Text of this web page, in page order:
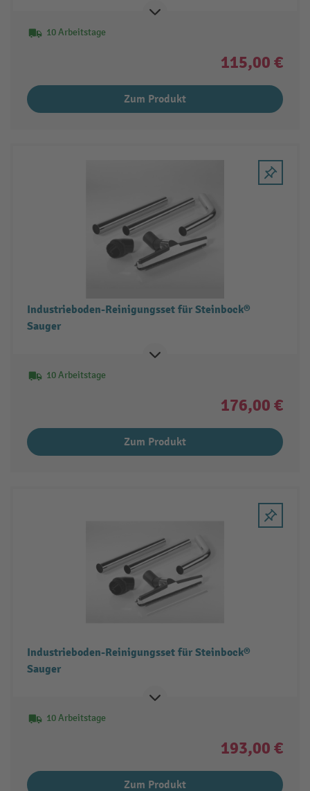
10 Arbeitstage
115,00 €
Zum Produkt
Industrieboden-Reinigungsset für Steinbock®
Sauger
10 Arbeitstage
176,00 €
Zum Produkt
Industrieboden-Reinigungsset für Steinbock®
Sauger
10 Arbeitstage
193,00 €
Zum Produkt